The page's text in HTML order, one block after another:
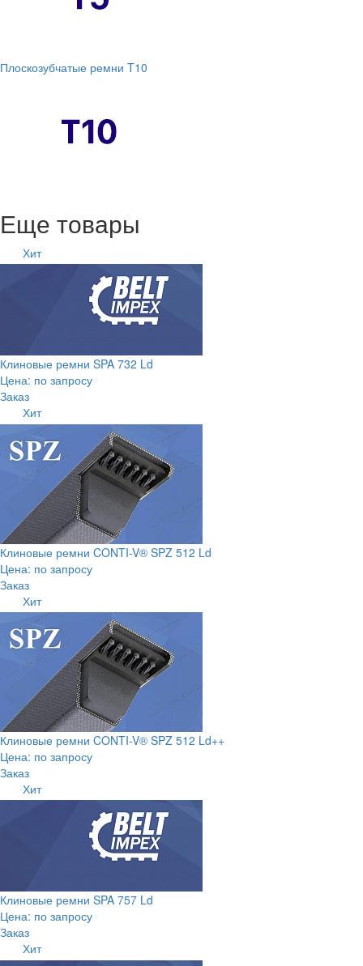
Плоскозубчатые ремни T10
Еще товары
Хит
Клиновые ремни SPA 732 Ld
Цена: по запросу
Заказ
Хит
Клиновые ремни CONTI-V® SPZ 512 Ld
Цена: по запросу
Заказ
Хит
Клиновые ремни CONTI-V® SPZ 512 Ld++
Цена: по запросу
Заказ
Хит
Клиновые ремни SPA 757 Ld
Цена: по запросу
Заказ
Хит